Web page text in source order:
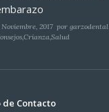
2017 porgarzodental
,Crianza,Salud
Contacto